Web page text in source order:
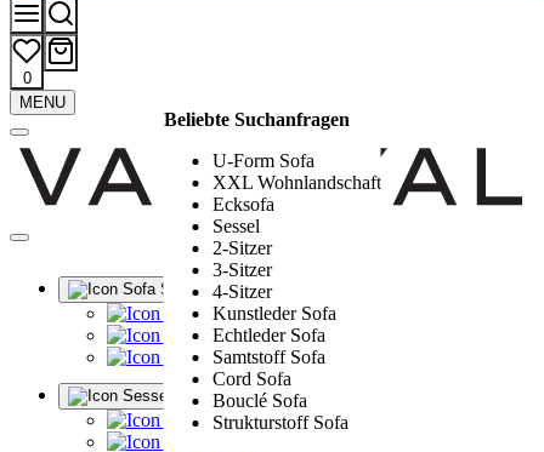
0
Beliebte Suchanfragen
U-Form Sofa
XXL Wohnlandschaft
Ecksofa
Sessel
2-Sitzer
3-Sitzer
4-Sitzer
Kunstleder Sofa
Echtleder Sofa
Samtstoff Sofa
Cord Sofa
Bouclé Sofa
Strukturstoff Sofa
Suchergebnisse
MENU
Sofa Sets
Alle Sofa Sets
Ledergarnituren
Polstergarnituren
Sessel
Alle Sessel